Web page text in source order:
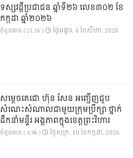
ទស្សវដ្តីប្រជាជន ឆ្នាំទី២៦ លេខ៣០២ ខែ
កក្កដា ឆ្នាំ២០២៦
ចំនួនអាន ( 21.1k ) ថ្ងៃ​អង្គារ, 4 ខែ​សីហា, 2026
សម្តេចតេជោ ហ៊ុន សែន អញ្ជើញជួប
សំណេះសំណាលជាមួយក្រុមប្រឹក្សា ថ្នាក់
ដឹកនាំមន្ទីរ អង្គភាពក្នុងខេត្តព្រះវិហារ
ចំនួនអាន ( 4.9k ) ថ្ងៃ​សុក្រ, 10 ខែ​កក្កដា, 2026